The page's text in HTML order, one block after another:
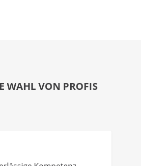
WAHL VON PROFIS